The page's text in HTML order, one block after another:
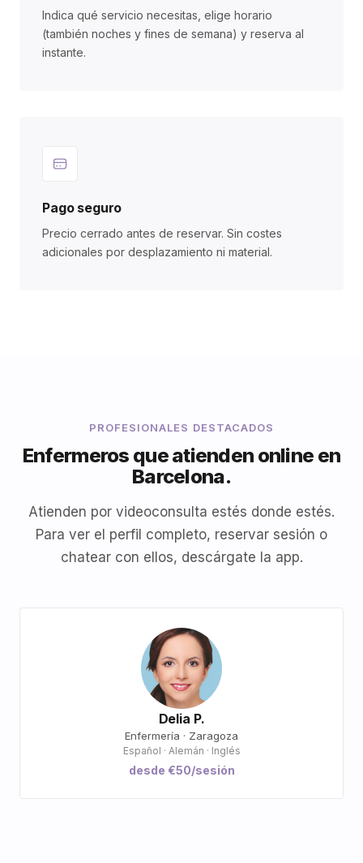
Indica qué servicio necesitas, elige horario
(también noches y fines de semana) y reserva al
instante.
Pago seguro
Precio cerrado antes de reservar. Sin costes
adicionales por desplazamiento ni material.
PROFESIONALES DESTACADOS
Enfermeros que atienden online en
Barcelona.
Atienden por videoconsulta estés donde estés.
Para ver el perfil completo, reservar sesión o
chatear con ellos, descárgate la app.
Delia P.
Enfermería · Zaragoza
Español · Alemán · Inglés
desde €50/sesión